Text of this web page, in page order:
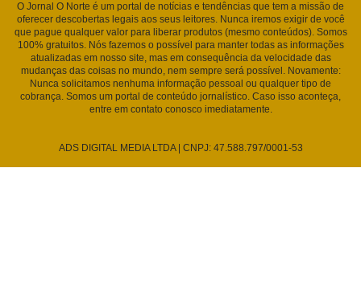
O Jornal O Norte é um portal de notícias e tendências que tem a missão de
oferecer descobertas legais aos seus leitores. Nunca iremos exigir de você
que pague qualquer valor para liberar produtos (mesmo conteúdos). Somos
100% gratuitos. Nós fazemos o possível para manter todas as informações
atualizadas em nosso site, mas em consequência da velocidade das
mudanças das coisas no mundo, nem sempre será possível. Novamente:
Nunca solicitamos nenhuma informação pessoal ou qualquer tipo de
cobrança. Somos um portal de conteúdo jornalístico. Caso isso aconteça,
entre em contato conosco imediatamente.
ADS DIGITAL MEDIA LTDA | CNPJ: 47.588.797/0001-53